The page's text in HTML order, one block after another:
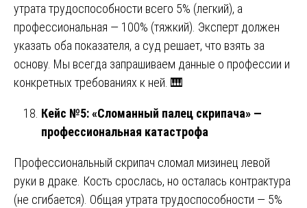
утрата трудоспособности всего 5% (легкий), а
профессиональная — 100% (тяжкий). Эксперт должен
указать оба показателя, а суд решает, что взять за
основу. Мы всегда запрашиваем данные о профессии и
конкретных требованиях к ней. 🎹
Кейс №5: «Сломанный палец скрипача» —
профессиональная катастрофа
Профессиональный скрипач сломал мизинец левой
руки в драке. Кость срослась, но осталась контрактура
(не сгибается). Общая утрата трудоспособности — 5%